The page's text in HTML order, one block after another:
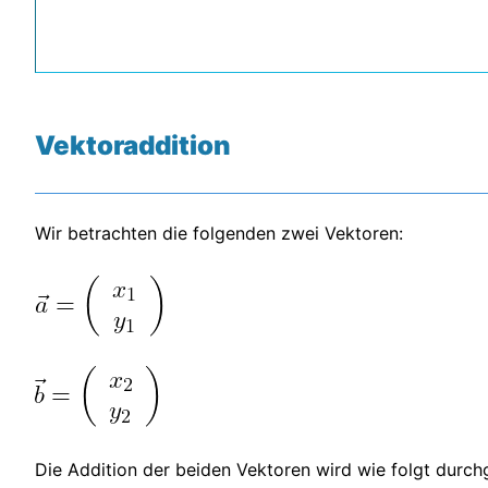
Vektoraddition
Wir betrachten die folgenden zwei Vektoren:
Die Addition der beiden Vektoren wird wie folgt